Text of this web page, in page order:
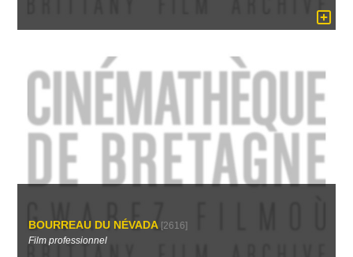
BOURREAU DU NÉVADA[2616]
Film professionnel